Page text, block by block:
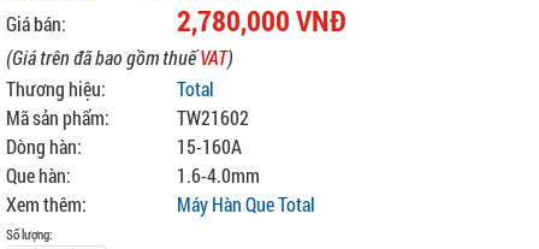
Giá bán: 2,780,000 VNĐ
(Giá trên đã bao gồm thuếVAT)
Thương hiệu:
Total
Mã sản phẩm:
TW21602
Dòng hàn:
15-160A
Que hàn:
1.6-4.0mm
Xem thêm:
Máy Hàn Que Total
Số lượng: